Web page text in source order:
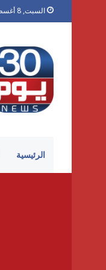
السبت, 8 أغسطس 2026
الرئيسية